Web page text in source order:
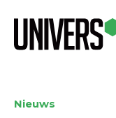
Nieuws